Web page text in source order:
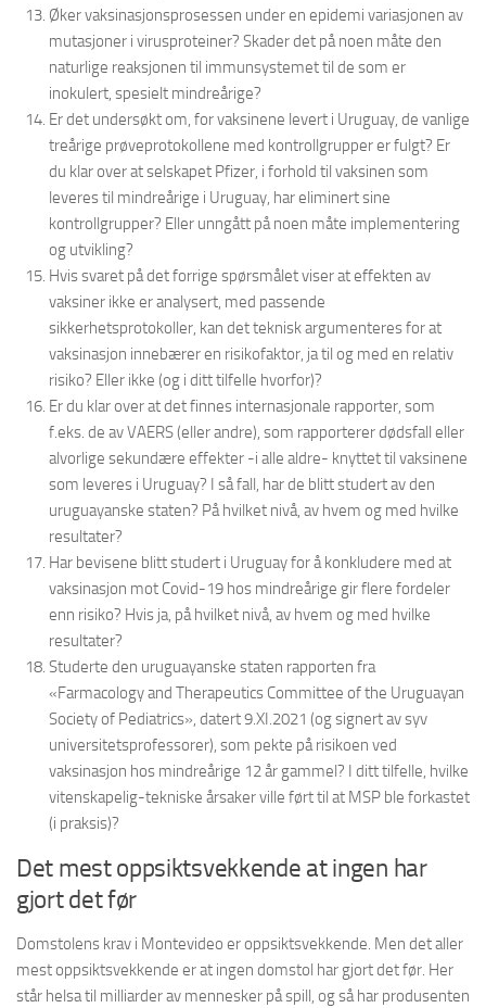
Øker vaksinasjonsprosessen under en epidemi variasjonen av
mutasjoner i virusproteiner? Skader det på noen måte den
naturlige reaksjonen til immunsystemet til de som er
inokulert, spesielt mindreårige?
Er det undersøkt om, for vaksinene levert i Uruguay, de vanlige
treårige prøveprotokollene med kontrollgrupper er fulgt? Er
du klar over at selskapet Pfizer, i forhold til vaksinen som
leveres til mindreårige i Uruguay, har eliminert sine
kontrollgrupper? Eller unngått på noen måte implementering
og utvikling?
Hvis svaret på det forrige spørsmålet viser at effekten av
vaksiner ikke er analysert, med passende
sikkerhetsprotokoller, kan det teknisk argumenteres for at
vaksinasjon innebærer en risikofaktor, ja til og med en relativ
risiko? Eller ikke (og i ditt tilfelle hvorfor)?
Er du klar over at det finnes internasjonale rapporter, som
f.eks. de av VAERS (eller andre), som rapporterer dødsfall eller
alvorlige sekundære effekter -i alle aldre- knyttet til vaksinene
som leveres i Uruguay? I så fall, har de blitt studert av den
uruguayanske staten? På hvilket nivå, av hvem og med hvilke
resultater?
Har bevisene blitt studert i Uruguay for å konkludere med at
vaksinasjon mot Covid-19 hos mindreårige gir flere fordeler
enn risiko? Hvis ja, på hvilket nivå, av hvem og med hvilke
resultater?
Studerte den uruguayanske staten rapporten fra
«Farmacology and Therapeutics Committee of the Uruguayan
Society of Pediatrics», datert 9.XI.2021 (og signert av syv
universitetsprofessorer), som pekte på risikoen ved
vaksinasjon hos mindreårige 12 år gammel? I ditt tilfelle, hvilke
vitenskapelig-tekniske årsaker ville ført til at MSP ble forkastet
(i praksis)?
Det mest oppsiktsvekkende at ingen har
gjort det før
Domstolens krav i Montevideo er oppsiktsvekkende. Men det aller
mest oppsiktsvekkende er at ingen domstol har gjort det før. Her
står helsa til milliarder av mennesker på spill, og så har produsenten